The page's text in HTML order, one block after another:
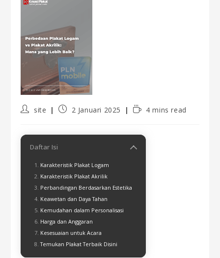
site 2 Januari 2025 4 mins read
Daftar Isi
Karakteristik Plakat Logam
Karakteristik Plakat Akrilik
Perbandingan Berdasarkan Estetika
Keawetan dan Daya Tahan
Kemudahan dalam Personalisasi
Harga dan Anggaran
Kesesuaian untuk Acara
Temukan Plakat Terbaik Disini